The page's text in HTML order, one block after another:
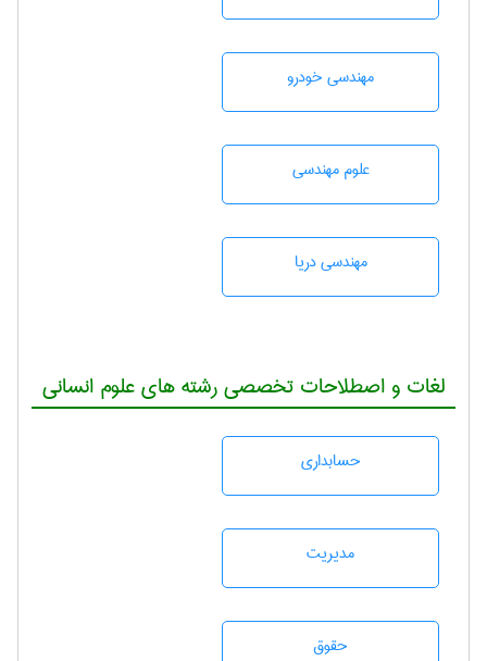
مهندسی خودرو
علوم مهندسی
مهندسی دریا
لغات و اصطلاحات تخصصی رشته های علوم انسانی
حسابداری
مديريت
حقوق